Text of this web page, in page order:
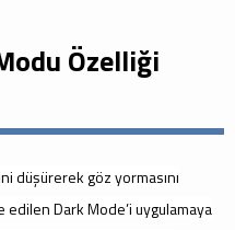
Özelliği
düşürerek göz yormasını
Dark Mode’i uygulamaya